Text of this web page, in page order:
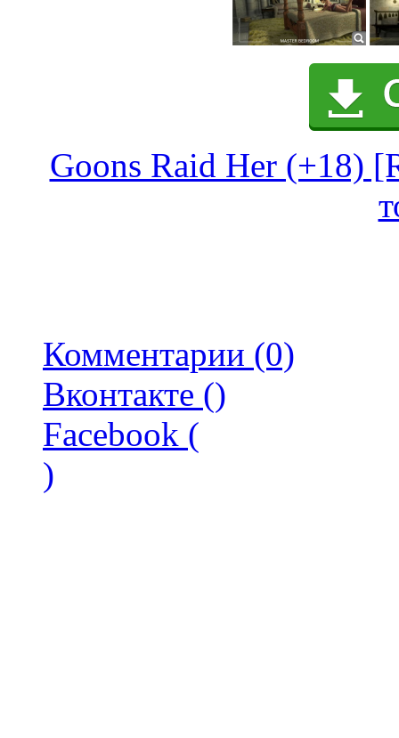
Goons Raid Her (+18)
Комментарии (0)
Вконтакте ()
Facebook (
)